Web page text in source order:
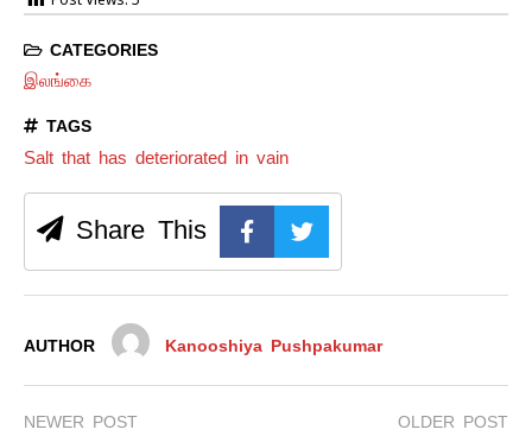
CATEGORIES
இலங்கை
TAGS
Salt that has deteriorated in vain
Share This
AUTHOR Kanooshiya Pushpakumar
NEWER POST OLDER POST